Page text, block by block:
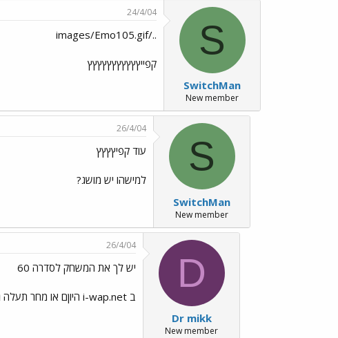
S
SwitchMan
New member
24/4/04
../images/Emo105.gif
קפייץץץץץץץץץץץ
S
SwitchMan
New member
26/4/04
עוד קפיץץץץ
למישהו יש מושג?
D
Dr mikk
New member
26/4/04
יש לך את המשחק לסדרה 60
ב i-wap.net היוןם או מחר תעלה גם הגרסה השנייה...